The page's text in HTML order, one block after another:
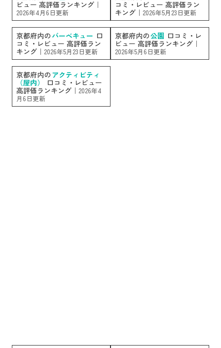
ビュー 高評価ランキング｜
2026年4月6日更新
コミ・レビュー 高評価ラン
キング｜ 2026年5月23日更新
京都府内の バーベキュー 口
コミ・レビュー 高評価ラン
キング｜ 2026年5月23日更新
京都府内の公園 口コミ・レ
ビュー 高評価ランキング｜
2026年5月6日更新
京都府内の アクティビティ
（屋内）
口コミ・レビュー
高評価ランキング｜ 2026年4
月6日更新